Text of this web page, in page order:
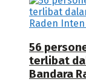
56
terlibat
Bandara